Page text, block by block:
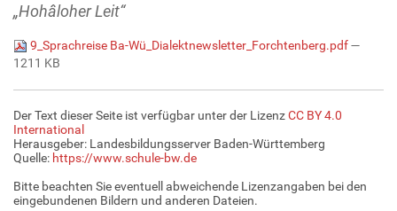
„Hohâloher Leit“
9_Sprachreise Ba-Wü_Dialektnewsletter_Forchtenberg.pdf—
1211 KB
Der Text dieser Seite ist verfügbar unter der LizenzCC BY 4.0
International
Herausgeber: Landesbildungsserver Baden-Württemberg
Quelle: https://www.schule-bw.de
Bitte beachten Sie eventuell abweichende Lizenzangaben bei den
eingebundenen Bildern und anderen Dateien.